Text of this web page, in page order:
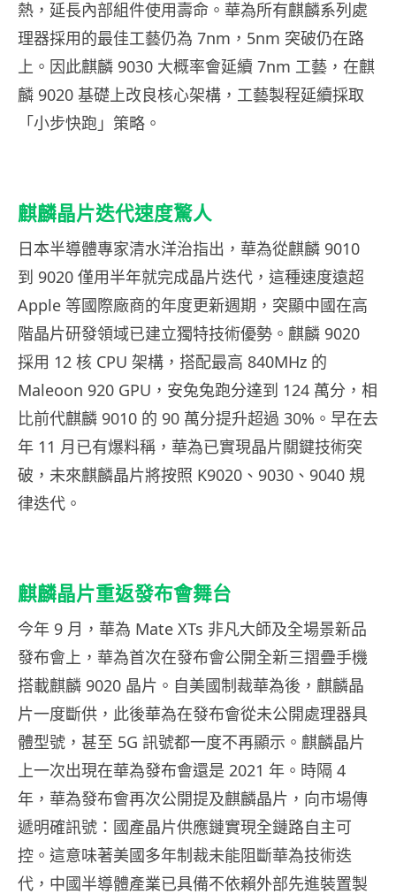
熱，延長內部組件使用壽命。華為所有麒麟系列處
理器採用的最佳工藝仍為 7nm，5nm 突破仍在路
上。因此麒麟 9030 大概率會延續 7nm 工藝，在麒
麟 9020 基礎上改良核心架構，工藝製程延續採取
「小步快跑」策略。
麒麟晶片迭代速度驚人
日本半導體專家清水洋治指出，華為從麒麟 9010
到 9020 僅用半年就完成晶片迭代，這種速度遠超
Apple 等國際廠商的年度更新週期，突顯中國在高
階晶片研發領域已建立獨特技術優勢。麒麟 9020
採用 12 核 CPU 架構，搭配最高 840MHz 的
Maleoon 920 GPU，安兔兔跑分達到 124 萬分，相
比前代麒麟 9010 的 90 萬分提升超過 30%。早在去
年 11 月已有爆料稱，華為已實現晶片關鍵技術突
破，未來麒麟晶片將按照 K9020、9030、9040 規
律迭代。
麒麟晶片重返發布會舞台
今年 9 月，華為 Mate XTs 非凡大師及全場景新品
發布會上，華為首次在發布會公開全新三摺疊手機
搭載麒麟 9020 晶片。自美國制裁華為後，麒麟晶
片一度斷供，此後華為在發布會從未公開處理器具
體型號，甚至 5G 訊號都一度不再顯示。麒麟晶片
上一次出現在華為發布會還是 2021 年。時隔 4
年，華為發布會再次公開提及麒麟晶片，向市場傳
遞明確訊號：國產晶片供應鏈實現全鏈路自主可
控。這意味著美國多年制裁未能阻斷華為技術迭
代，中國半導體產業已具備不依賴外部先進裝置製